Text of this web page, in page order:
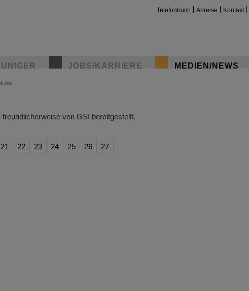
Telefonbuch Anreise Kontakt
JOBS/KARRIERE MEDIEN/NEWS
von GSI bereitgestellt.
21 22 23 24 25 26 27